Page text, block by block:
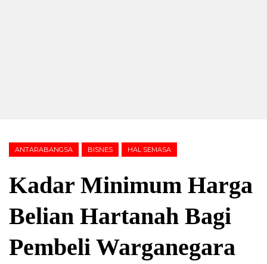
ANTARABANGSA BISNES HAL SEMASA
Kadar Minimum Harga
Belian Hartanah Bagi
Pembeli Warganegara